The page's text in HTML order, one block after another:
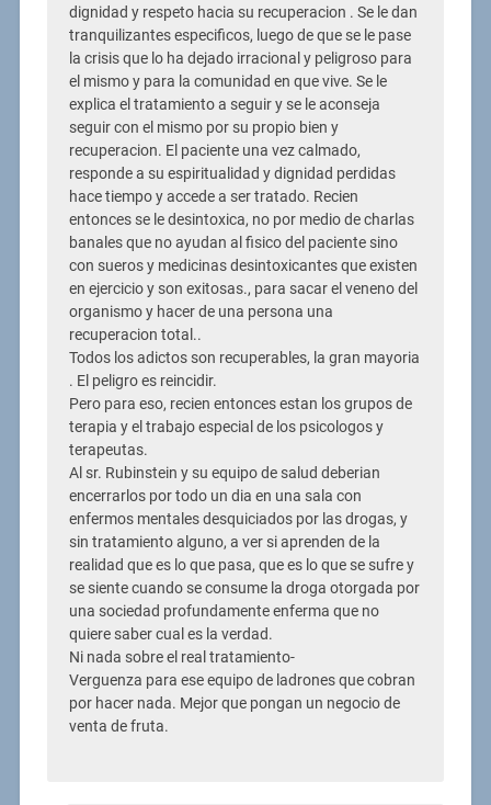
dignidad y respeto hacia su recuperacion . Se le dan
tranquilizantes especificos, luego de que se le pase
la crisis que lo ha dejado irracional y peligroso para
el mismo y para la comunidad en que vive. Se le
explica el tratamiento a seguir y se le aconseja
seguir con el mismo por su propio bien y
recuperacion. El paciente una vez calmado,
responde a su espiritualidad y dignidad perdidas
hace tiempo y accede a ser tratado. Recien
entonces se le desintoxica, no por medio de charlas
banales que no ayudan al fisico del paciente sino
con sueros y medicinas desintoxicantes que existen
en ejercicio y son exitosas., para sacar el veneno del
organismo y hacer de una persona una
recuperacion total..
Todos los adictos son recuperables, la gran mayoria
. El peligro es reincidir.
Pero para eso, recien entonces estan los grupos de
terapia y el trabajo especial de los psicologos y
terapeutas.
Al sr. Rubinstein y su equipo de salud deberian
encerrarlos por todo un dia en una sala con
enfermos mentales desquiciados por las drogas, y
sin tratamiento alguno, a ver si aprenden de la
realidad que es lo que pasa, que es lo que se sufre y
se siente cuando se consume la droga otorgada por
una sociedad profundamente enferma que no
quiere saber cual es la verdad.
Ni nada sobre el real tratamiento-
Verguenza para ese equipo de ladrones que cobran
por hacer nada. Mejor que pongan un negocio de
venta de fruta.